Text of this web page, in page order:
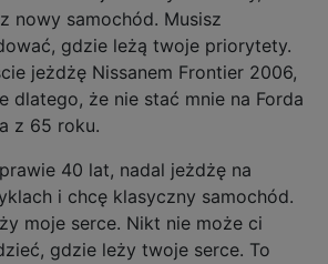
nowy samochód. Musisz
gdzie leżą twoje priorytety.
jeżdżę Nissanem Frontier 2006,
dlatego, że nie stać mnie na Forda
z 65 roku.
40 lat, nadal jeżdżę na
i chcę klasyczny samochód.
moje serce. Nikt nie może ci
gdzie leży twoje serce. To